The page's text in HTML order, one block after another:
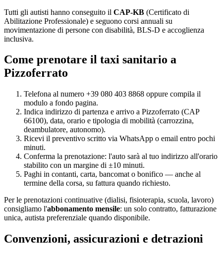
Tutti gli autisti hanno conseguito il CAP-KB (Certificato di
Abilitazione Professionale) e seguono corsi annuali su
movimentazione di persone con disabilità, BLS-D e accoglienza
inclusiva.
Come prenotare il taxi sanitario a
Pizzoferrato
Telefona al numero +39 080 403 8868 oppure compila il
modulo a fondo pagina.
Indica indirizzo di partenza e arrivo a Pizzoferrato (CAP
66100), data, orario e tipologia di mobilità (carrozzina,
deambulatore, autonomo).
Ricevi il preventivo scritto via WhatsApp o email entro pochi
minuti.
Conferma la prenotazione: l'auto sarà al tuo indirizzo all'orario
stabilito con un margine di ±10 minuti.
Paghi in contanti, carta, bancomat o bonifico — anche al
termine della corsa, su fattura quando richiesto.
Per le prenotazioni continuative (dialisi, fisioterapia, scuola, lavoro)
consigliamo l'abbonamento mensile: un solo contratto, fatturazione
unica, autista preferenziale quando disponibile.
Convenzioni, assicurazioni e detrazioni